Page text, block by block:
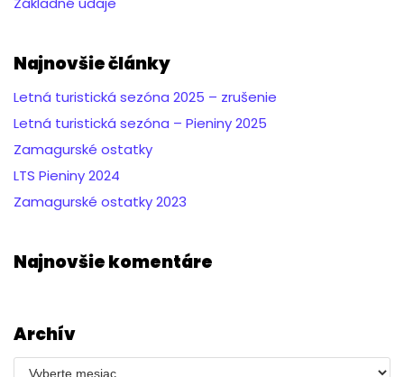
Najnovšie články
Letná turistická sezóna 2025 – zrušenie
Letná turistická sezóna – Pieniny 2025
Zamagurské ostatky
LTS Pieniny 2024
Zamagurské ostatky 2023
Najnovšie komentáre
Archív